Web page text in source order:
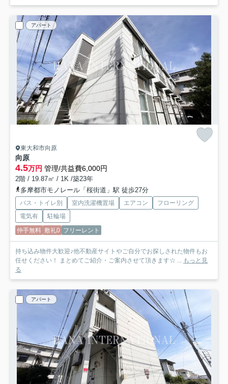
アパート
東大和市向原
向原
4.5万円 管理/共益費6,000円
2階 / 19.87㎡ / 1K /築23年
多摩都市モノレール「桜街道」駅 徒歩27分
バス・トイレ別 室内洗濯機置場 エアコン
フローリング
電気有
駐輪場
仲手無料 敷礼0 フリーレント
持ち込み物件大歓迎♪他不動産サイトやご自分でお探しされた物件もお
任せください！ まとめてご紹介・ご案内させて頂きます☆ ... もっと見
る
アパート